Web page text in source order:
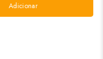
Adicionar